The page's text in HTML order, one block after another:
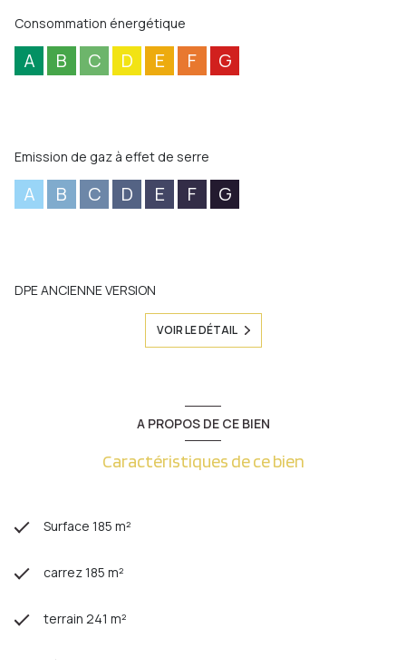
Consommation énergétique
A B C D E F G
Emission de gaz à effet de serre
A B C D E F G
DPE ANCIENNE VERSION
VOIR LE DÉTAIL
A PROPOS DE CE BIEN
Caractéristiques de ce bien
Surface 185 m²
carrez 185 m²
terrain 241 m²
séjour 32 m²